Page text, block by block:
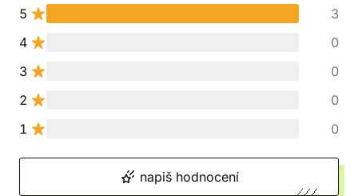
5
3
4
0
3
0
2
0
1
0
napiš hodnocení